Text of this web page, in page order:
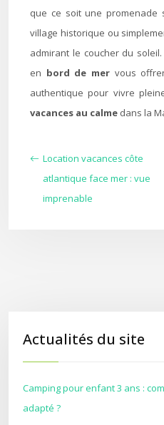
que ce soit une promenade
village historique ou
admirant le coucher du soleil.
en bord de mer vous
authentique pour vivre
vacances au calme dans la
Location vacances côte
atlantique face mer : vue
imprenable
Actualités du site
Camping pour enfant 3 ans :
adapté ?